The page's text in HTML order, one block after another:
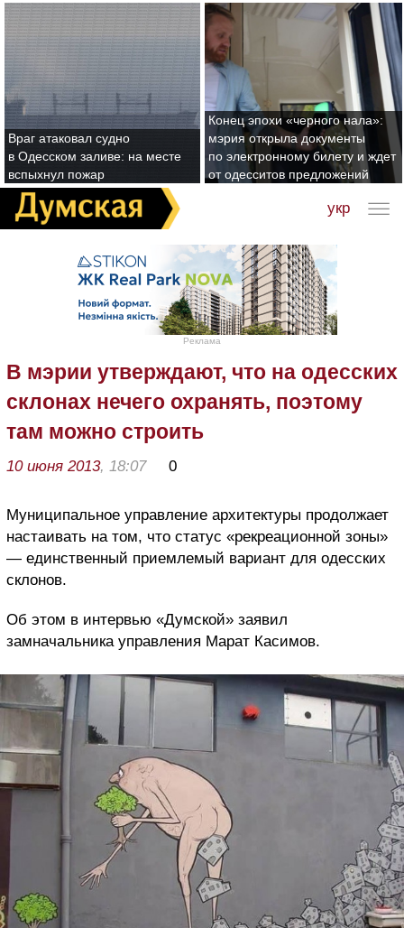
Враг атаковал судно
в Одесском заливе: на месте
вспыхнул пожар
Конец эпохи «черного нала»:
мэрия открыла документы
по электронному билету и ждет
от одесситов предложений
укр
Реклама
В мэрии утверждают, что на одесских
склонах нечего охранять, поэтому
там можно строить
10 июня 2013, 18:07 0
Муниципальное управление архитектуры продолжает
настаивать на том, что статус «рекреационной зоны»
— единственный приемлемый вариант для одесских
склонов.
Об этом в интервью «Думской» заявил
замначальника управления Марат Касимов.